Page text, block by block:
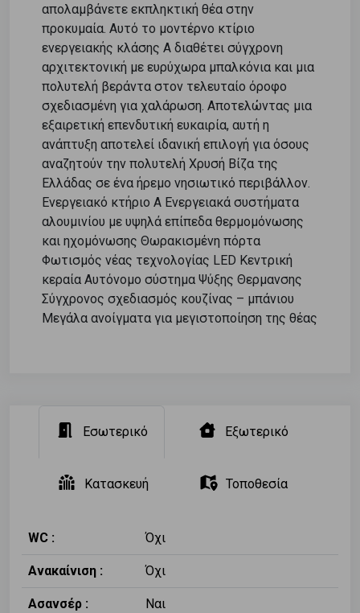
απολαμβάνετε εκπληκτική θέα στην
προκυμαία. Αυτό το μοντέρνο κτίριο
ενεργειακής κλάσης Α διαθέτει σύγχρονη
αρχιτεκτονική με ευρύχωρα μπαλκόνια και μια
πολυτελή βεράντα στον τελευταίο όροφο
σχεδιασμένη για χαλάρωση. Αποτελώντας μια
εξαιρετική επενδυτική ευκαιρία, αυτή η
ανάπτυξη αποτελεί ιδανική επιλογή για όσους
αναζητούν την πολυτελή Χρυσή Βίζα της
Ελλάδας σε ένα ήρεμο νησιωτικό περιβάλλον.
Ενεργειακό κτήριο Α Ενεργειακά συστήματα
αλουμινίου με υψηλά επίπεδα θερμομόνωσης
και ηχομόνωσης Θωρακισμένη πόρτα
Φωτισμός νέας τεχνολογίας LED Κεντρική
κεραία Αυτόνομο σύστημα Ψύξης Θερμανσης
Σύγχρονος σχεδιασμός κουζίνας – μπάνιου
Μεγάλα ανοίγματα για μεγιστοποίηση της θέας
Εσωτερικό Εξωτερικό
Κατασκευή Τοποθεσία
WC : Όχι
Ανακαίνιση : Όχι
Ασανσέρ : Ναι